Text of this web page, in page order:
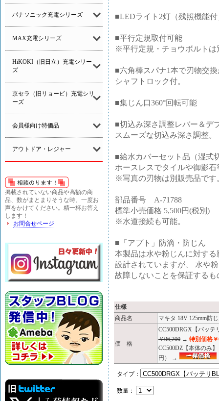
パナソニック充電シリーズ
MAX充電シリーズ
HiKOKI（旧日立）充電シリー
ズ
京セラ（旧リョービ）充電シリ
ーズ
会員様向け特価品
アウトドア・レジャー
掲載されていない商品や高額の商
品、数がまとまりそうな時、一度お
声をかけてください。精一杯お答え
します！
お問合せページ
■LEDライト2灯（残照機能
■平行定規取付可能
※平行定規・チョウボルトは
■六角棒スパナ1本で刃物交
シャフトロック付。
■集じん口360°回転可能
■切込み深さ調整レバー＆デ
スムーズな切込み深さ調整。
■給水カバーセット品（湿式
ホースレスでタイルや御影
※写真の刃物は別販売品です
部品番号 A-71788
標準小売価格 5,500円(税別)
※水道接続も可能。
■「アプト」防滴・防じん
本製品は水や粉じんに対す
設計されていますが、 水や
故障しないことを保証する
仕様
商品名
マキタ 18V 125mm防
価 格
CC500DRGX【バッテ
￥96,200 → 特別価格￥
CC500DZ【本体のみ
円） →
タイプ：
数量：